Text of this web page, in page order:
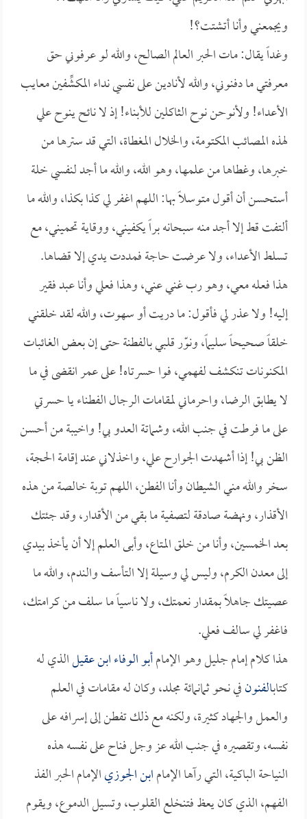
ويجمعني وأنا أتشتت؟!
وغداً يقال: مات الحبر العالم الصالح، والله لو عرفوني حق
معرفتي ما دفنوني، والله لأنادين على نفسي نداء المكشِّفين معايب
الأعداء! ولأنوحن نوح الثاكلين للأبناء! إذ لا نائح ينوح علي
لهذه المصائب المكتومة، والخلال المغطاة، التي قد سترها من
خبرها، وغطاها من علمها، وهو الله، والله ما أجد لنفسي خلة
أستحسن أن أقول متوسلاً بها: اللهم اغفر لي كذا بكذا، والله ما
ألتفت قط إلا أجد منه سبحانه براً يكفيني، ووقاية تحميني، مع
تسلط الأعداء، ولا عرضت حاجة فمددت يدي إلا قضاها.
هذا فعله معي، وهو رب غني عني، وهذا فعلي وأنا عبد فقير
إليه! ولا عذر لي فأقول: ما دريت أو سهوت، والله لقد خلقني
خلقاً صحيحاً سليماً، ونوّر قلبي بالفطنة حتى إن بعض الغائبات
المكنونات تنكشف لفهمي، فوا حسرتاه! على عمر انقضى في ما
لا يطابق الرضا، واحرماني لمقامات الرجال الفطناء يا حسرتي
على ما فرطت في جنب الله، وشماتة العدو بي! واخيبة من أحسن
الظن بي! إذا أشهدت الجوارح علي، واخذلاني عند إقامة الحجة،
سخر والله مني الشيطان وأنا الفطن، اللهم توبة خالصة من هذه
الأقذار، ونهضة صادقة لتصفية ما بقي من الأقدار، وقد جئتك
بعد الخمسين، وأنا من خلق المتاع، وأبى العلم إلا أن يأخذ بيدي
إلى معدن الكرم، وليس لي وسيلة إلا التأسف والندم، والله ما
عصيتك جاهلاً بمقدار نعمتك، ولا ناسياً ما سلف من كرامتك،
فاغفر لي سالف فعلي.
هذا كلام إمام جليل وهو الإمامأبو الوفاء ابن عقيلالذي له
كتابالفنونفي نحو ثمانمائة مجلد، وكان له مقامات في العلم
والعمل والجهاد كثيرة، ولكنه مع ذلك تفطن إلى إسرافه على
نفسه، وتقصيره في جنب الله عز وجل فناح على نفسه هذه
النياحة الباكية، التي رآها الإمامابن الجوزيالإمام الحبر الفذ
الفهم، الذي كان يعظ فتنخلع القلوب، وتسيل الدموع، ويقوم